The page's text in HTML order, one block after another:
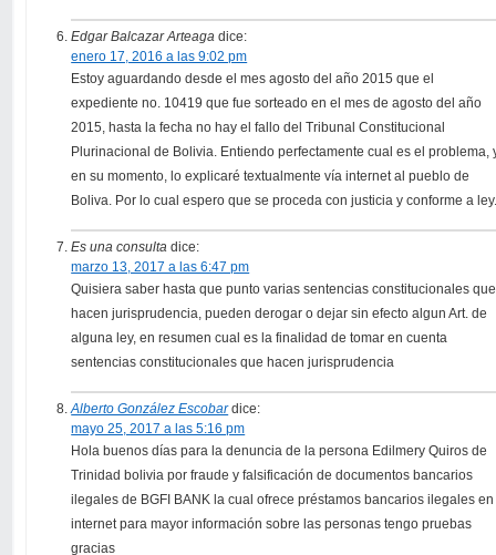
Edgar Balcazar Arteaga dice:
enero 17, 2016 a las 9:02 pm
Estoy aguardando desde el mes agosto del año 2015 que el
expediente no. 10419 que fue sorteado en el mes de agosto del año
2015, hasta la fecha no hay el fallo del Tribunal Constitucional
Plurinacional de Bolivia. Entiendo perfectamente cual es el problema,
en su momento, lo explicaré textualmente vía internet al pueblo de
Boliva. Por lo cual espero que se proceda con justicia y conforme a
Es una consulta dice:
marzo 13, 2017 a las 6:47 pm
Quisiera saber hasta que punto varias sentencias constitucionales que
hacen jurisprudencia, pueden derogar o dejar sin efecto algun Art. de
alguna ley, en resumen cual es la finalidad de tomar en cuenta
sentencias constitucionales que hacen jurisprudencia
Alberto González Escobar dice:
mayo 25, 2017 a las 5:16 pm
Hola buenos días para la denuncia de la persona Edilmery Quiros de
Trinidad bolivia por fraude y falsificación de documentos bancarios
ilegales de BGFI BANK la cual ofrece préstamos bancarios ilegales en
internet para mayor información sobre las personas tengo pruebas
gracias